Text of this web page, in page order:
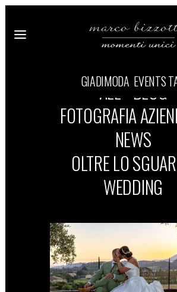
GIADIMODA EVENTS
ALL BLOG
FOTOGRAFIA
NEWS
OLTRE LO
WEDDING